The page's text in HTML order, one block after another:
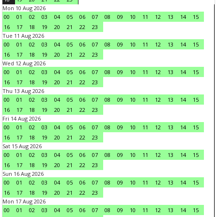
Mon 10 Aug 2026
00
01 02 03 04 05 06 07 08 09 10 11 12 13 14
15
16
17 18 19 20 21 22
23
Tue 11 Aug 2026
00
01 02 03 04 05 06 07 08 09 10 11 12 13 14
15
16
17 18 19 20 21 22
23
Wed 12 Aug 2026
00
01 02 03 04 05 06 07 08 09 10 11 12 13 14
15
16
17 18 19 20 21 22
23
Thu 13 Aug 2026
00
01 02 03 04 05 06 07 08 09 10 11 12 13 14
15
16
17 18 19 20 21 22
23
Fri 14 Aug 2026
00
01 02 03 04 05 06 07 08 09 10 11 12 13 14
15
16
17 18 19 20 21 22
23
Sat 15 Aug 2026
00
01 02 03 04 05 06 07 08 09 10 11 12 13 14
15
16
17 18 19 20 21 22
23
Sun 16 Aug 2026
00
01 02 03 04 05 06 07 08 09 10 11 12 13 14
15
16
17 18 19 20 21 22
23
Mon 17 Aug 2026
00
01 02 03 04 05 06 07 08 09 10 11 12 13 14
15